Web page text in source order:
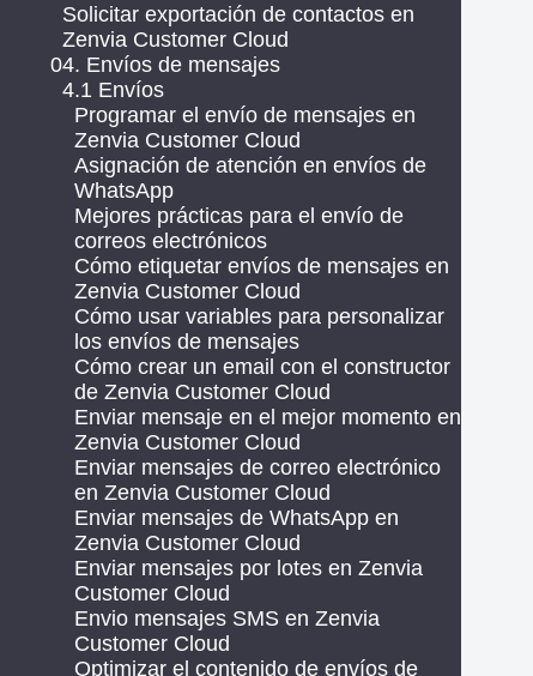
Solicitar exportación de contactos en
Zenvia Customer Cloud
04. Envíos de mensajes
4.1 Envíos
Programar el envío de mensajes en
Zenvia Customer Cloud
Asignación de atención en envíos de
WhatsApp
Mejores prácticas para el envío de
correos electrónicos
Cómo etiquetar envíos de mensajes en
Zenvia Customer Cloud
Cómo usar variables para personalizar
los envíos de mensajes
Cómo crear un email con el constructor
de Zenvia Customer Cloud
Enviar mensaje en el mejor momento en
Zenvia Customer Cloud
Enviar mensajes de correo electrónico
en Zenvia Customer Cloud
Enviar mensajes de WhatsApp en
Zenvia Customer Cloud
Enviar mensajes por lotes en Zenvia
Customer Cloud
Envio mensajes SMS en Zenvia
Customer Cloud
Optimizar el contenido de envíos de